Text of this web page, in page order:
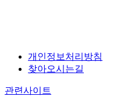
개인정보처리방침
찾아오시는길
관련사이트